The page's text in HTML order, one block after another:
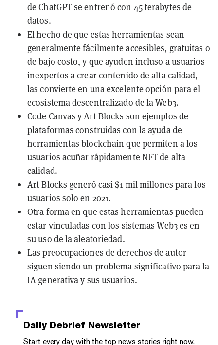
de ChatGPT se entrenó con 45 terabytes de
datos.
El hecho de que estas herramientas sean
generalmente fácilmente accesibles, gratuitas o
de bajo costo, y que ayuden incluso a usuarios
inexpertos a crear contenido de alta calidad,
las convierte en una excelente opción para el
ecosistema descentralizado de la Web3.
Code Canvas y Art Blocks son ejemplos de
plataformas construidas con la ayuda de
herramientas blockchain que permiten a los
usuarios acuñar rápidamente NFT de alta
calidad.
Art Blocks generó casi $1 mil millones para los
usuarios solo en 2021.
Otra forma en que estas herramientas pueden
estar vinculadas con los sistemas Web3 es en
su uso de la aleatoriedad.
Las preocupaciones de derechos de autor
siguen siendo un problema significativo para la
IA generativa y sus usuarios.
Daily Debrief Newsletter
Start every day with the top news stories right now,